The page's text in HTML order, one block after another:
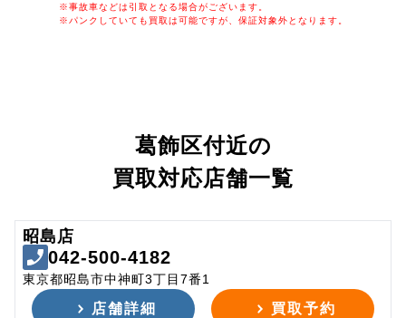
※事故車などは引取となる場合がございます。
※パンクしていても買取は可能ですが、保証対象外となります。
葛飾区付近の
買取対応店舗一覧
昭島店
042-500-4182
東京都昭島市中神町3丁目7番1
店舗詳細 買取予約